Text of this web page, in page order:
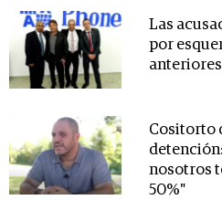
Las
por
anteriores
Cositorto
nosotros
50%"